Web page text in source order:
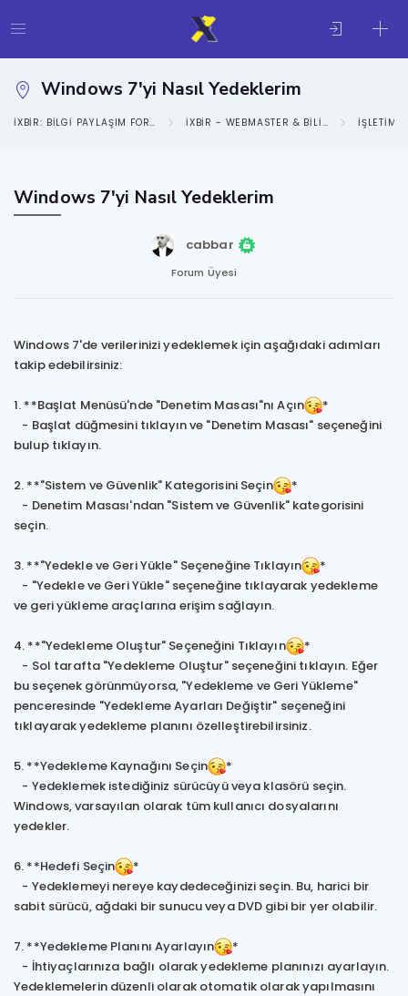
Windows 7'yi Nasıl Yedeklerim
IXBIR: BILGI PAYLAŞIM FORUMU IXBIR - WEBMASTER & BILIŞIM KATEGORISI İŞLETIM
Windows 7'yi Nasıl Yedeklerim
cabbar
Forum Üyesi
Windows 7'de verilerinizi yedeklemek için aşağıdaki adımları
takip edebilirsiniz:
1. **Başlat Menüsü'nde "Denetim Masası"nı Açın
*
- Başlat düğmesini tıklayın ve "Denetim Masası" seçeneğini
bulup tıklayın.
2. **"Sistem ve Güvenlik" Kategorisini Seçin
*
- Denetim Masası'ndan "Sistem ve Güvenlik" kategorisini
seçin.
3. **"Yedekle ve Geri Yükle" Seçeneğine Tıklayın
*
- "Yedekle ve Geri Yükle" seçeneğine tıklayarak yedekleme
ve geri yükleme araçlarına erişim sağlayın.
4. **"Yedekleme Oluştur" Seçeneğini Tıklayın
*
- Sol tarafta "Yedekleme Oluştur" seçeneğini tıklayın. Eğer
bu seçenek görünmüyorsa, "Yedekleme ve Geri Yükleme"
penceresinde "Yedekleme Ayarları Değiştir" seçeneğini
tıklayarak yedekleme planını özelleştirebilirsiniz.
5. **Yedekleme Kaynağını Seçin
*
- Yedeklemek istediğiniz sürücüyü veya klasörü seçin.
Windows, varsayılan olarak tüm kullanıcı dosyalarını
yedekler.
6. **Hedefi Seçin
*
- Yedeklemeyi nereye kaydedeceğinizi seçin. Bu, harici bir
sabit sürücü, ağdaki bir sunucu veya DVD gibi bir yer olabilir.
7. **Yedekleme Planını Ayarlayın
*
- İhtiyaçlarınıza bağlı olarak yedekleme planınızı ayarlayın.
Yedeklemelerin düzenli olarak otomatik olarak yapılmasını